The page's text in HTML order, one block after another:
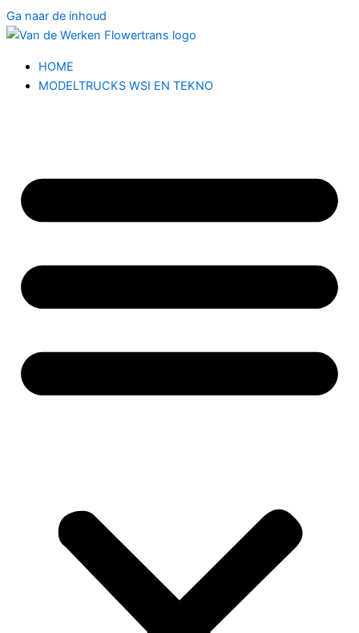
Ga naar de inhoud
HOME
MODELTRUCKS WSI EN TEKNO